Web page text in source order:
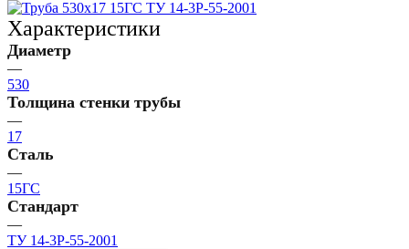
Характеристики
Диаметр
—
530
Толщина стенки трубы
—
17
Сталь
—
15ГС
Стандарт
—
ТУ 14-3Р-55-2001